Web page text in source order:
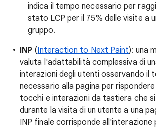
indica il tempo necessario per
stato LCP per il 75% delle visite a
gruppo.
INP (Interaction to Next Paint): una
valuta l'adattabilità complessiva di
interazioni degli utenti osservando il
necessario alla pagina per
tocchi e interazioni da tastiera che
durante la visita di un utente a una
INP finale corrisponde all'interazione